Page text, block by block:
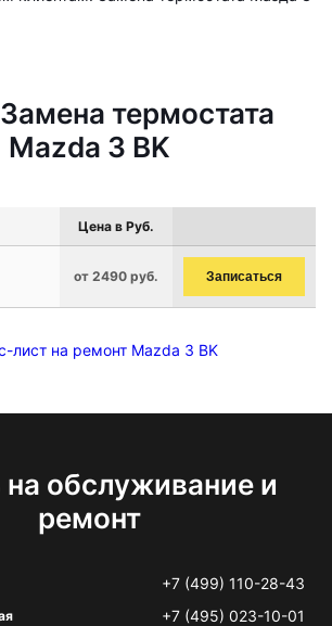
термостата
Mazda 3 BK
Цена в Руб.
от 2490 руб. Записаться
лист на ремонт Mazda 3 BK
на обслуживание и
ремонт
+7 (499) 110-28-43
+7 (495) 023-10-01